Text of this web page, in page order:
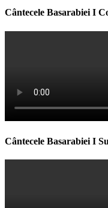
Cântecele Basarabiei I
Cântecele Basarabiei I